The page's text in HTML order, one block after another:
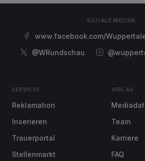
SOZIALE MEDIEN
www.facebook.com/
@WRundschau
SERVICES
Reklamation
Inserieren
Trauerportal
Stellenmarkt
VERLAG
Team
Karriere
FAQ